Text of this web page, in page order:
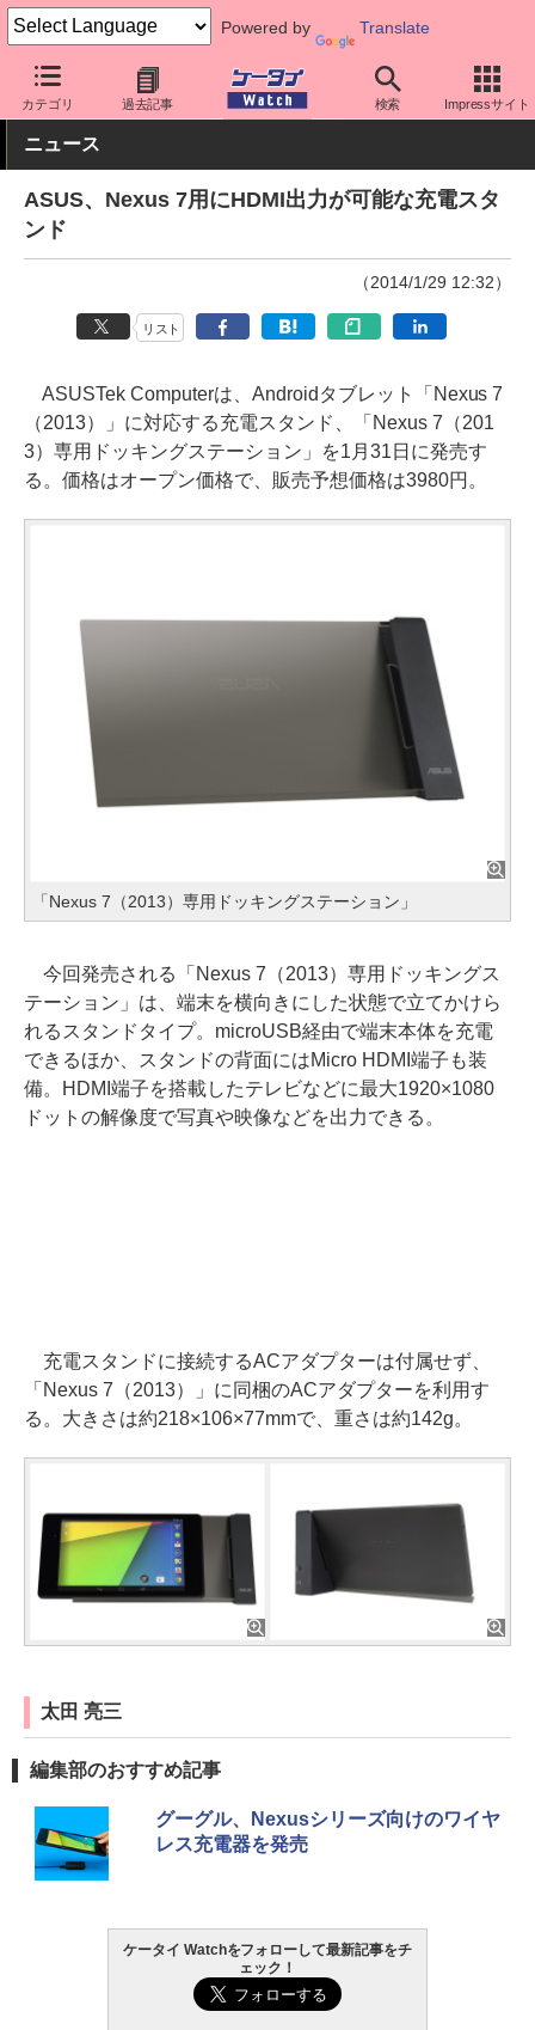
Powered by Translate
カテゴリ 過去記事 検索 Impressサイト
ケータイ Watch OS Android Nexus
ニュース
ASUS、Nexus 7用にHDMI出力が可能な充電スタ
ンド
（2014/1/29 12:32）
リスト
ASUSTek Computerは、Androidタブレット「Nexus 7
（2013）」に対応する充電スタンド、「Nexus 7（201
3）専用ドッキングステーション」を1月31日に発売す
る。価格はオープン価格で、販売予想価格は3980円。
「Nexus 7（2013）専用ドッキングステーション」
今回発売される「Nexus 7（2013）専用ドッキングス
テーション」は、端末を横向きにした状態で立てかけら
れるスタンドタイプ。microUSB経由で端末本体を充電
できるほか、スタンドの背面にはMicro HDMI端子も装
備。HDMI端子を搭載したテレビなどに最大1920×1080
ドットの解像度で写真や映像などを出力できる。
充電スタンドに接続するACアダプターは付属せず、
「Nexus 7（2013）」に同梱のACアダプターを利用す
る。大きさは約218×106×77mmで、重さは約142g。
太田 亮三
編集部のおすすめ記事
グーグル、Nexusシリーズ向けのワイヤ
レス充電器を発売
ケータイ Watchをフォローして最新記事をチ
ェック！